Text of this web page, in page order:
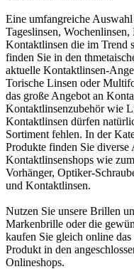
Eine umfangreiche
Tageslinsen,
Kontaktlinsen die im Trend
finden Sie in den
aktuelle Kontaktlinsen-
Torische Linsen oder
das große Angebot an
Kontaktlinsenzubehör wie
Kontaktlinsen dürfen
Sortiment fehlen. In der
Produkte finden Sie
Kontaktlinsenshops wie
Vorhänger, Optiker-
und Kontaktlinsen.
Nutzen Sie unsere Brillen
Markenbrille oder die
kaufen Sie gleich online
Produkt in den
Onlineshops.